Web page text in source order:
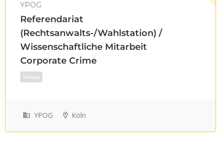
Vollzeit
YPOG
Referendariat
(Rechtsanwalts-/Wahlstation) /
Wissenschaftliche Mitarbeit
Corporate Crime
YPOG Köln